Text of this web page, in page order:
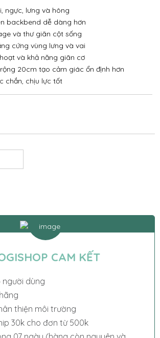
ngực, lưng và hông
backbend dễ dàng hơn
và thư giãn cột sống
cứng vùng lưng và vai
và khả năng giãn cơ
20cm tạo cảm giác ổn định hơn
chắn, chịu lực tốt
CAM KẾT
dùng
thiện môi trường
30k cho đơn từ 500k